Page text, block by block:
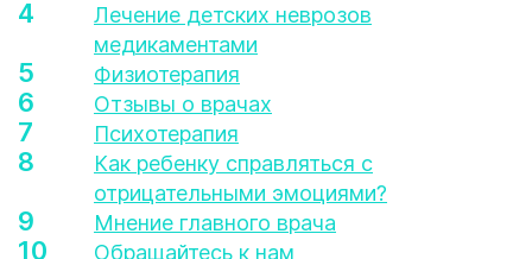
Лечение детских неврозов
медикаментами
Физиотерапия
Отзывы о врачах
Психотерапия
Как ребенку справляться с
отрицательными эмоциями?
Мнение главного врача
Обращайтесь к нам
123